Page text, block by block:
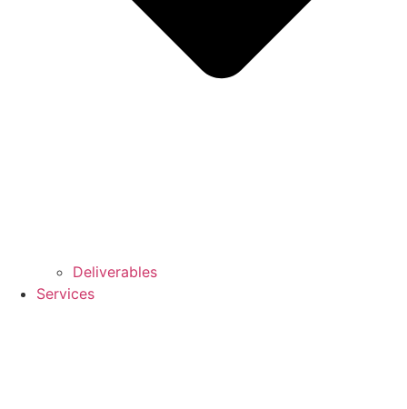
Deliverables
Services